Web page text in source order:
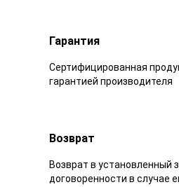
Гарантия
Сертифицированная
гарантией производителя
Возврат
Возврат в установленный
договоренности в случае